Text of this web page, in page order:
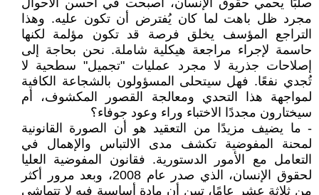
صلبًا يحمي حقوق الإنسان، أصبحت في أحسن الأحوال
مجرد ظل باهت لما كان يُفترض أن تكون عليه. وهذا
التراجع المؤسف يخلق فرصة قد تكون مؤلمة لكنها
حاسمة لإجراء مراجعة هيكلية شاملة. نحن بحاجة إلى
إصلاحات جذرية لا مجرد عمليات "تجميل" سطحية لا
تُجدي نفعًا. فهل سيتحلى المسؤولون بالشجاعة الكافية
لمواجهة هذا التحدي ومعالجة القصور المكشوف، أم
سيختارون مجددًا الاختباء وراء وعود جوفاء؟
- ما يضيف مزيدًا من التعقيد هو أن الصورة القانونية
لمحنة المفوضية تكشف مدى الالتباس والإهمال في
التعامل مع الأمور الدستورية. فقانون المفوضية العليا
لحقوق الإنسان، الذي صدر عام 2008، وبعد مرور أكثر
من ثلاثة عشر عامًا، تبين أن مادة أساسية فيه لا تتماشى